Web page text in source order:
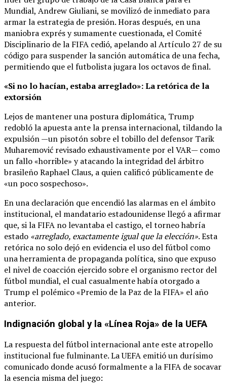
Mundial, Andrew Giuliani, se movilizó de inmediato para
armar la estrategia de presión. Horas después, en una
maniobra exprés y sumamente cuestionada, el Comité
Disciplinario de la FIFA cedió, apelando al Artículo 27 de su
código para suspender la sanción automática de una fecha,
permitiendo que el futbolista jugara los octavos de final.
«Si no lo hacían, estaba arreglado»: La retórica de la
extorsión
Lejos de mantener una postura diplomática, Trump
redobló la apuesta ante la prensa internacional, tildando la
expulsión —un pisotón sobre el tobillo del defensor Tarik
Muharemović revisado exhaustivamente por el VAR— como
un fallo «horrible» y atacando la integridad del árbitro
brasileño Raphael Claus, a quien calificó públicamente de
«un poco sospechoso».
En una declaración que encendió las alarmas en el ámbito
institucional, el mandatario estadounidense llegó a afirmar
que, si la FIFA no levantaba el castigo, el torneo habría
estado «arreglado, exactamente igual que la elección». Esta
retórica no solo dejó en evidencia el uso del fútbol como
una herramienta de propaganda política, sino que expuso
el nivel de coacción ejercido sobre el organismo rector del
fútbol mundial, el cual casualmente había otorgado a
Trump el polémico «Premio de la Paz de la FIFA» el año
anterior.
Indignación global y la «Línea Roja» de la UEFA
La respuesta del fútbol internacional ante este atropello
institucional fue fulminante. La UEFA emitió un durísimo
comunicado donde acusó formalmente a la FIFA de socavar
la esencia misma del juego: